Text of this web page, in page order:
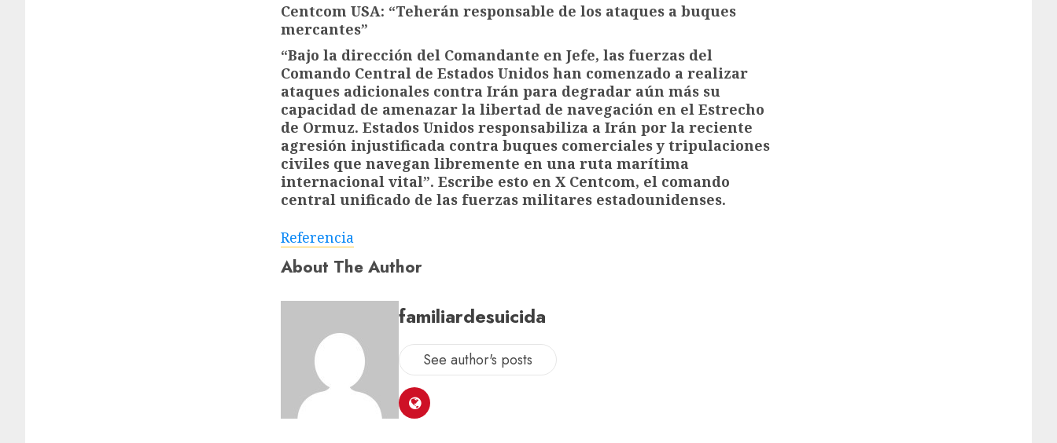
Centcom USA: “Teherán responsable de los ataques a buques
mercantes”
“Bajo la dirección del Comandante en Jefe, las fuerzas del
Comando Central de Estados Unidos han comenzado a realizar
ataques adicionales contra Irán para degradar aún más su
capacidad de amenazar la libertad de navegación en el Estrecho
de Ormuz. Estados Unidos responsabiliza a Irán por la reciente
agresión injustificada contra buques comerciales y tripulaciones
civiles que navegan libremente en una ruta marítima
internacional vital”. Escribe esto en X Centcom, el comando
central unificado de las fuerzas militares estadounidenses.
Referencia
About The Author
familiardesuicida
See author's posts